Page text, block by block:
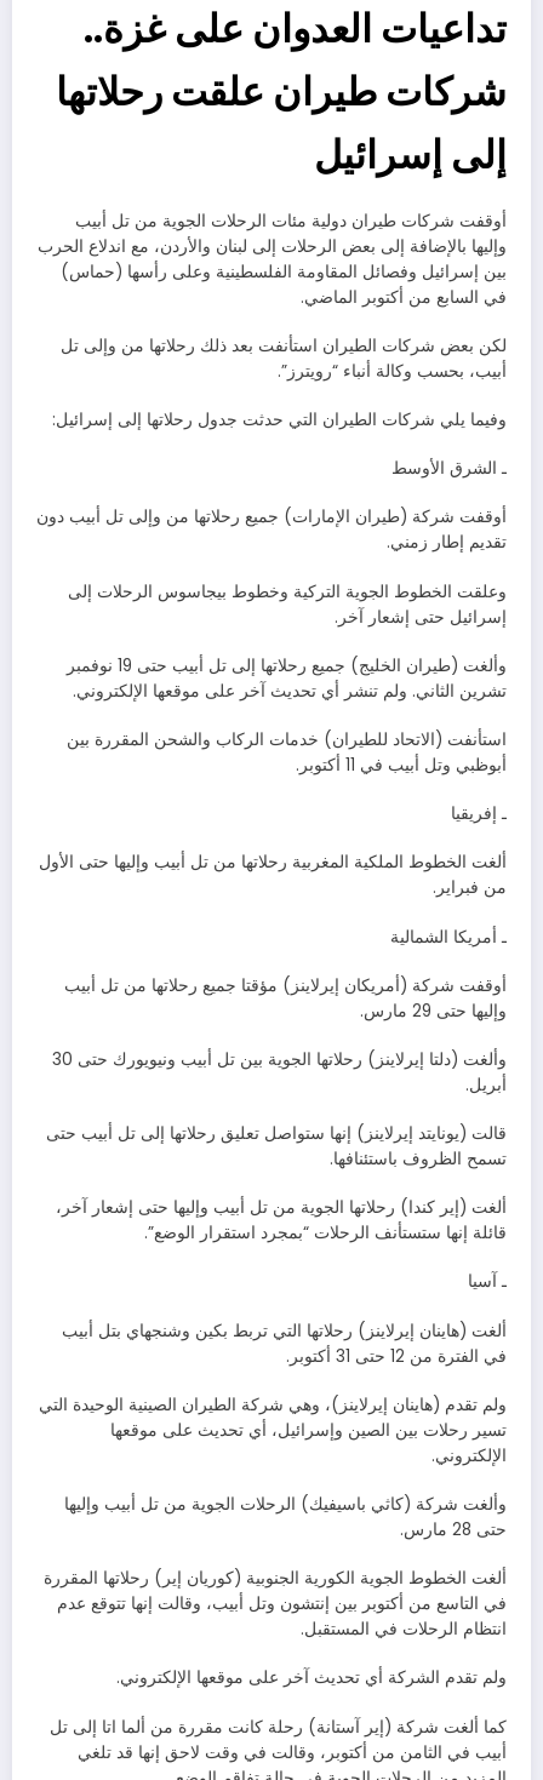
تداعيات العدوان على غزة..
شركات طيران علقت رحلاتها
إلى إسرائيل
أوقفت شركات طيران دولية مئات الرحلات الجوية من تل أبيب
وإليها بالإضافة إلى بعض الرحلات إلى لبنان والأردن، مع اندلاع الحرب
بين إسرائيل وفصائل المقاومة الفلسطينية وعلى رأسها (حماس)
في السابع من أكتوبر الماضي.
لكن بعض شركات الطيران استأنفت بعد ذلك رحلاتها من وإلى تل
أبيب، بحسب وكالة أنباء “رويترز”.
وفيما يلي شركات الطيران التي حدثت جدول رحلاتها إلى إسرائيل:
ـ الشرق الأوسط
أوقفت شركة (طيران الإمارات) جميع رحلاتها من وإلى تل أبيب دون
تقديم إطار زمني.
وعلقت الخطوط الجوية التركية وخطوط بيجاسوس الرحلات إلى
إسرائيل حتى إشعار آخر.
وألغت (طيران الخليج) جميع رحلاتها إلى تل أبيب حتى 19 نوفمبر
تشرين الثاني. ولم تنشر أي تحديث آخر على موقعها الإلكتروني.
استأنفت (الاتحاد للطيران) خدمات الركاب والشحن المقررة بين
أبوظبي وتل أبيب في 11 أكتوبر.
ـ إفريقيا
ألغت الخطوط الملكية المغربية رحلاتها من تل أبيب وإليها حتى الأول
من فبراير.
ـ أمريكا الشمالية
أوقفت شركة (أمريكان إيرلاينز) مؤقتا جميع رحلاتها من تل أبيب
وإليها حتى 29 مارس.
وألغت (دلتا إيرلاينز) رحلاتها الجوية بين تل أبيب ونيويورك حتى 30
أبريل.
قالت (يونايتد إيرلاينز) إنها ستواصل تعليق رحلاتها إلى تل أبيب حتى
تسمح الظروف باستئنافها.
ألغت (إير كندا) رحلاتها الجوية من تل أبيب وإليها حتى إشعار آخر،
قائلة إنها ستستأنف الرحلات “بمجرد استقرار الوضع”.
ـ آسيا
ألغت (هاينان إيرلاينز) رحلاتها التي تربط بكين وشنجهاي بتل أبيب
في الفترة من 12 حتى 31 أكتوبر.
ولم تقدم (هاينان إيرلاينز)، وهي شركة الطيران الصينية الوحيدة التي
تسير رحلات بين الصين وإسرائيل، أي تحديث على موقعها
الإلكتروني.
وألغت شركة (كاثي باسيفيك) الرحلات الجوية من تل أبيب وإليها
حتى 28 مارس.
ألغت الخطوط الجوية الكورية الجنوبية (كوريان إير) رحلاتها المقررة
في التاسع من أكتوبر بين إنتشون وتل أبيب، وقالت إنها تتوقع عدم
انتظام الرحلات في المستقبل.
ولم تقدم الشركة أي تحديث آخر على موقعها الإلكتروني.
كما ألغت شركة (إير آستانة) رحلة كانت مقررة من ألما اتا إلى تل
أبيب في الثامن من أكتوبر، وقالت في وقت لاحق إنها قد تلغي